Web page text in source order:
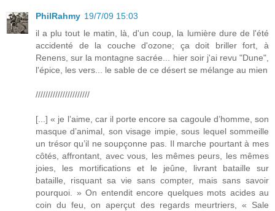
PhilRahmy 19/7/09 15:03
il a plu tout le matin, là, d'un coup, la lumière dure de l'été
accidenté de la couche d'ozone; ça doit briller fort, à
Renens, sur la montagne sacrée... hier soir j'ai revu "Dune",
l'épice, les vers... le sable de ce désert se mélange au mien
//////////////////////
[...] « je l’aime, car il porte encore sa cagoule d’homme, son
masque d’animal, son visage impie, sous lequel sommeille
un trésor qu’il ne soupçonne pas. Il marche pourtant à mes
côtés, affrontant, avec vous, les mêmes peurs, les mêmes
joies, les mortifications et le jeûne, livrant bataille sur
bataille, risquant sa vie sans compter, mais sans savoir
pourquoi. » On entendit encore quelques mots acides au
coin du feu, on aperçut des regards meurtriers, « Sale